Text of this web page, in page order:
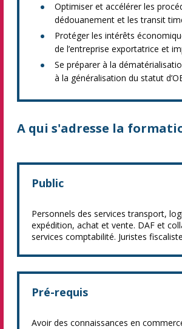
Optimiser et accélérer les
dédouanement et les transit
Protéger les intérêts
de l’entreprise exportatrice et
Se préparer à la
à la généralisation du statut
A qui s'adresse la
Public
Personnels des services transport,
expédition, achat et vente. DAF et
services comptabilité. Juristes
Pré-requis
Avoir des connaissances en